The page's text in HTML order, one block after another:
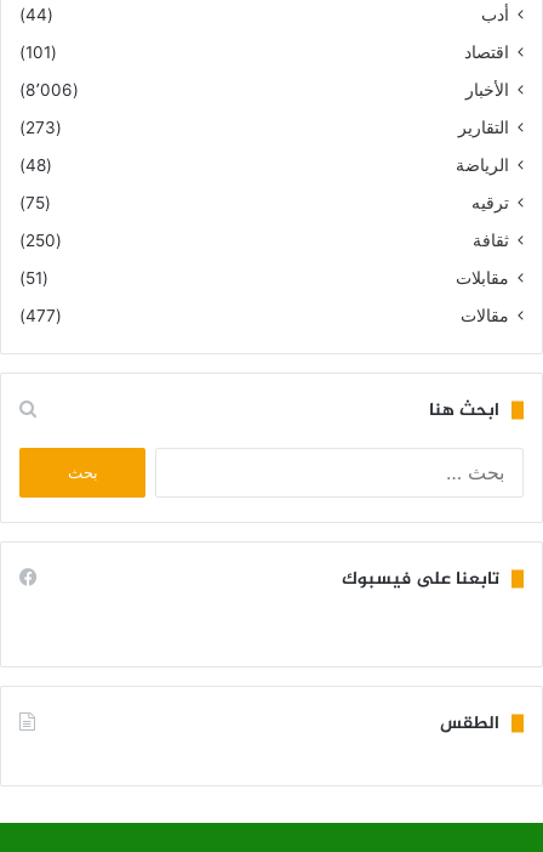
أدب
(44)
اقتصاد
(101)
الأخبار
(8٬006)
التقارير
(273)
الرياضة
(48)
ترقيه
(75)
ثقافة
(250)
مقابلات
(51)
مقالات
(477)
ابحث هنا
تابعنا على فيسبوك
الطقس